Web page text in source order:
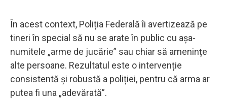
În acest context, Poliția Federală îi avertizează pe
tineri în special să nu se arate în public cu așa-
numitele „arme de jucărie” sau chiar să amenințe
alte persoane. Rezultatul este o intervenție
consistentă și robustă a poliției, pentru că arma ar
putea fi una „adevărată”.